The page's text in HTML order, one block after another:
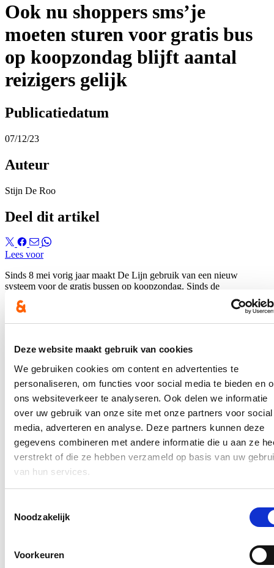
Deze website maakt gebruik van cookies
We gebruiken cookies om content en advertenties te
personaliseren, om functies voor social media te bieden en
ons websiteverkeer te analyseren. Ook delen we informatie
over uw gebruik van onze site met onze partners voor social
media, adverteren en analyse. Deze partners kunnen deze
gegevens combineren met andere informatie die u aan ze
verstrekt of die ze hebben verzameld op basis van uw
van hun services.
Noodzakelijk
Voorkeuren
Ook nu shoppers sms’je
moeten sturen voor gratis bus
op koopzondag blijft aantal
reizigers gelijk
Publicatiedatum
07/12/23
Auteur
Stijn De Roo
Deel dit artikel
Lees voor
Sinds 8 mei vorig jaar maakt De Lijn gebruik van een nieuw
systeem voor de gratis bussen op koopzondag. Sinds de
vernieuwing zijn er bijna 60.000 tickets gebruikt. Dat blijkt uit een
vraag van fractievoorzitter Stijn De Roo (cd&v) aan schepen Sofie
volledige persbericht kan jehierlezen.
In de pers
Nieuwe speeltuin in Ter Durmenpark komt er nog
dit jaar
05/08/26
Speelzones in de buurt zijn belangrijke ontmoetingsplaatsen voor
kinderen, ouders en buurtbewoners. Ze dragen bij aan de
Lees meer
haverklap vastrijden, krijgt ‘halve knip’